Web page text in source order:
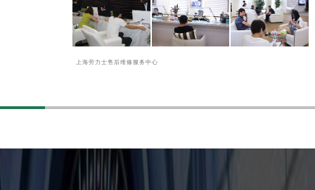
上海劳力士售后维修服务中心